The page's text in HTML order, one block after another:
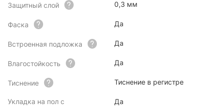
Защитный слой 0,3 мм
Фаска Да
Встроенная подложка Да
Влагостойкость Да
Тиснение Тиснение в регистре
Укладка на пол с
Да